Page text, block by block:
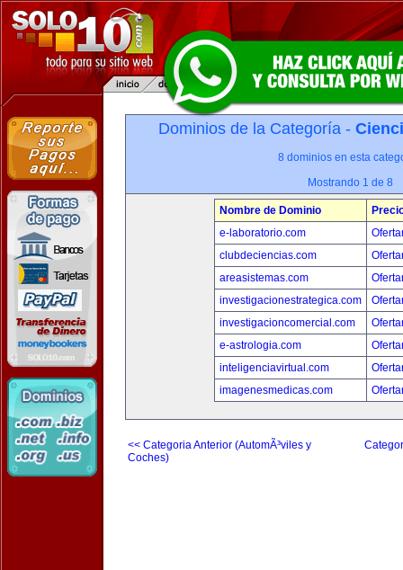
Dominios de la Categoría -
8 dominios en esta
Mostrando 1 de 8
Nombre de Dominio
e-laboratorio.com
clubdeciencias.com
areasistemas.com
investigacionestrategica.com
investigacioncomercial.com
e-astrologia.com
inteligenciavirtual.com
imagenesmedicas.com
<< Categoria Anterior (AutomÃ³viles y
Coches)